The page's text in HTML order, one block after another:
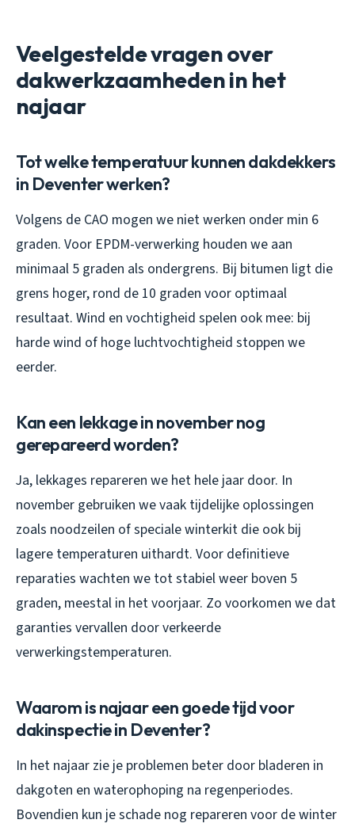
Veelgestelde vragen over
dakwerkzaamheden in het
najaar
Tot welke temperatuur kunnen dakdekkers
in Deventer werken?
Volgens de CAO mogen we niet werken onder min 6
graden. Voor EPDM-verwerking houden we aan
minimaal 5 graden als ondergrens. Bij bitumen ligt die
grens hoger, rond de 10 graden voor optimaal
resultaat. Wind en vochtigheid spelen ook mee: bij
harde wind of hoge luchtvochtigheid stoppen we
eerder.
Kan een lekkage in november nog
gerepareerd worden?
Ja, lekkages repareren we het hele jaar door. In
november gebruiken we vaak tijdelijke oplossingen
zoals noodzeilen of speciale winterkit die ook bij
lagere temperaturen uithardt. Voor definitieve
reparaties wachten we tot stabiel weer boven 5
graden, meestal in het voorjaar. Zo voorkomen we dat
garanties vervallen door verkeerde
verwerkingstemperaturen.
Waarom is najaar een goede tijd voor
dakinspectie in Deventer?
In het najaar zie je problemen beter door bladeren in
dakgoten en waterophoping na regenperiodes.
Bovendien kun je schade nog repareren voor de winter